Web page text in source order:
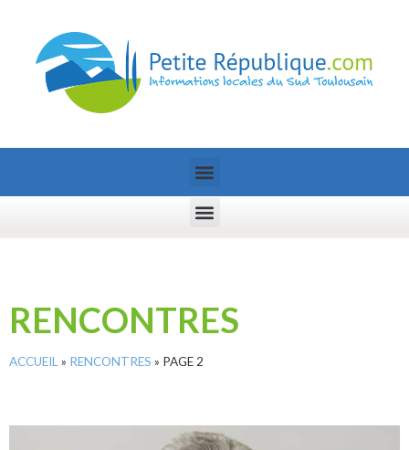
RENCONTRES
ACCUEIL » RENCONTRES » PAGE 2